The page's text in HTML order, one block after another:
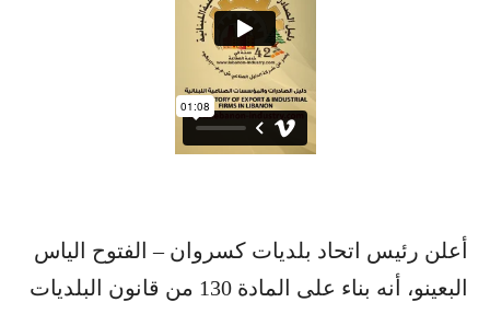
أعلن رئيس اتحاد بلديات كسروان – الفتوح الياس
البعينو، أنه بناء على المادة 130 من قانون البلديات